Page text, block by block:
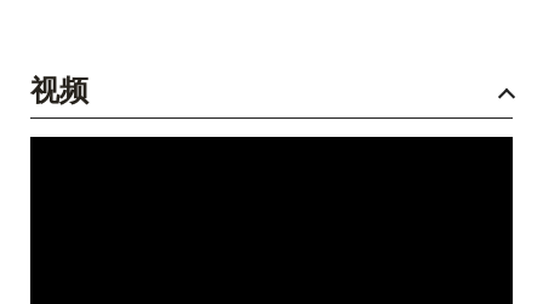
视频